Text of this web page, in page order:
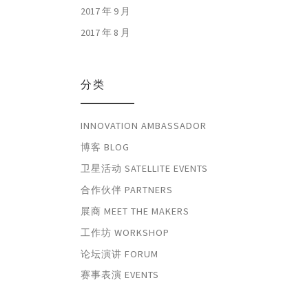
2017 年 9 月
2017 年 8 月
分类
INNOVATION AMBASSADOR
博客 BLOG
卫星活动 SATELLITE EVENTS
合作伙伴 PARTNERS
展商 MEET THE MAKERS
工作坊 WORKSHOP
论坛演讲 FORUM
赛事表演 EVENTS